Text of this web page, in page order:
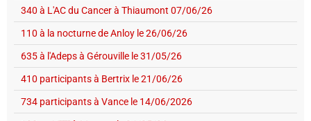
340 à L'AC du Cancer à Thiaumont 07/06/26
110 à la nocturne de Anloy le 26/06/26
635 à l'Adeps à Gérouville le 31/05/26
410 participants à Bertrix le 21/06/26
734 participants à Vance le 14/06/2026